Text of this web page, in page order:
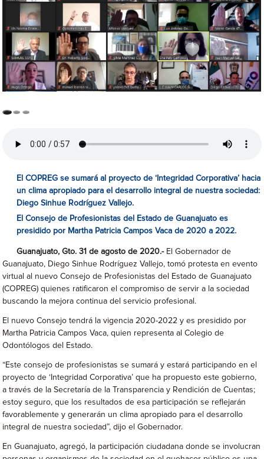
El COPREG se sumará al proyecto de ‘Integridad Corporativa’ hacia
un clima apropiado para el desarrollo integral de nuestra sociedad:
Diego Sinhue Rodríguez Vallejo.
El Consejo de Profesionistas del Estado de Guanajuato es
presidido por Martha Patricia Campos Vaca de 2020 a 2022.
Guanajuato, Gto. 31 de agosto de 2020.- El Gobernador de
Guanajuato, Diego Sinhue Rodríguez Vallejo, tomó protesta en evento
virtual al nuevo Consejo de Profesionistas del Estado de Guanajuato
(COPREG) quienes ratificaron el compromiso de servir a la sociedad
buscando la mejora continua del servicio profesional.
El nuevo Consejo tendrá la vigencia 2020-2022 y es presidido por
Martha Patricia Campos Vaca, quien representa al Colegio de
Odontólogos del Estado.
“Este consejo de profesionistas se sumará y estará participando en el
proyecto de ‘Integridad Corporativa’ que ha propuesto este gobierno,
a través de la Secretaría de la Transparencia y Rendición de Cuentas;
estoy seguro, que los resultados de esa participación se reflejarán
favorablemente y generarán un clima apropiado para el desarrollo
integral de nuestra sociedad”, dijo el Gobernador.
En Guanajuato, agregó, la participación ciudadana donde se involucran